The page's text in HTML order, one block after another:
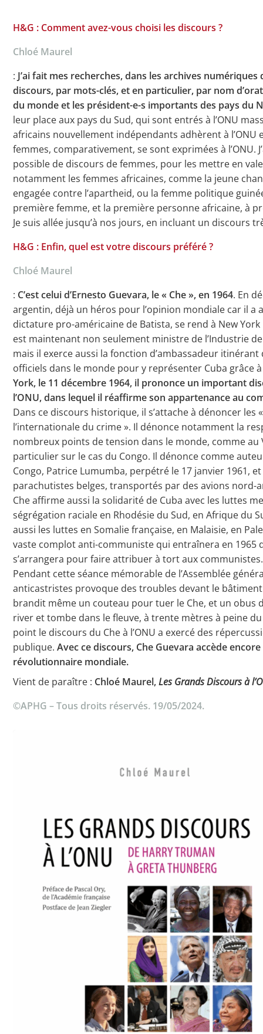
H&G : Comment avez-vous choisi les discours ?
Chloé Maurel
: J’ai fait mes recherches, dans les archives
discours, par mots-clés, et en particulier, par nom
du monde et les président-e-s importants des pays du
leur place aux pays du Sud, qui sont entrés à l’ONU
africains nouvellement indépendants adhèrent à l’ONU
femmes, comparativement, se sont exprimées à l’ONU.
possible de discours de femmes, pour les mettre en
notamment les femmes africaines, comme la jeune
engagée contre l’apartheid, ou la femme politique
première femme, et la première personne africaine, à
Je suis allée jusqu’à nos jours, en incluant un discours
H&G : Enfin, quel est votre discours préféré ?
Chloé Maurel
: C’est celui d’Ernesto Guevara, le « Che », en 1964. En
argentin, déjà un héros pour l’opinion mondiale car il a
dictature pro-américaine de Batista, se rend à New
est maintenant non seulement ministre de l’Industrie
mais il exerce aussi la fonction d’ambassadeur
officiels dans le monde pour y représenter Cuba grâce
York, le 11 décembre 1964, il prononce un important
l’ONU, dans lequel il réaffirme son appartenance au
Dans ce discours historique, il s’attache à dénoncer les
l’internationale du crime ». Il dénonce notamment la
nombreux points de tension dans le monde, comme au
particulier sur le cas du Congo. Il dénonce comme
Congo, Patrice Lumumba, perpétré le 17 janvier 1961,
parachutistes belges, transportés par des avions nord-
Che affirme aussi la solidarité de Cuba avec les luttes
ségrégation raciale en Rhodésie du Sud, en Afrique du
aussi les luttes en Somalie française, en Malaisie, en
vaste complot anti-communiste qui entraînera en 1965
s’arrangera pour faire attribuer à tort aux communistes.
Pendant cette séance mémorable de l’Assemblée
anticastristes provoque des troubles devant le bâtiment
brandit même un couteau pour tuer le Che, et un obus
river et tombe dans le fleuve, à trente mètres à peine
point le discours du Che à l’ONU a exercé des
publique.Avec ce discours, Che Guevara accède
révolutionnaire mondiale.
Vient de paraître : Chloé Maurel,Les Grands Discours à
©APHG – Tous droits réservés. 19/05/2024.